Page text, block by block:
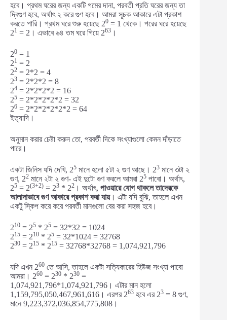
হবে। প্রথম ঘরের জন্য একটি গমের দানা, পরবর্তী প্রতি ঘরের জন্য তা
দ্বিগুণ হবে, অর্থাৎ ২ করে গুণ হবে। আমরা সূচক আকারে এটা প্রকাশ
করতে পারি। প্রথম ঘরে শুরু হয়েছে 20 = 1 থেকে। পরের ঘরে হয়েছে
21 = 2। এভাবে ৬৪ তম ঘরে গিয়ে 263 ।
20 = 1
21 = 2
22 = 2*2 = 4
23 = 2*2*2 = 8
24 = 2*2*2*2 = 16
25 = 2*2*2*2*2 = 32
26 = 2*2*2*2*2*2 = 64
ইত্যাদি।
অনুমান করার চেষ্টা করুন তো, পরবর্তী দিকে সংখ্যাগুলো কেমন দাঁড়াতে
পারে।
একটা জিনিস যদি দেখি, 25 মানে হলো ৫টা ২ গুণ আছে। 23 মানে ৩টা ২
গুণ, 22 মানে ২টা ২ গুণ- এই দুটো গুণ করলে আমরা 25 পাবো। অর্থাৎ,
25 = 2(3+2) = 23 * 22 । অর্থাৎ, পাওয়ারে যোগ থাকলে তাদেরকে
আলাদাভাবে গুণ আকারে প্রকাশ করা যায়। এটা যদি বুঝি, তাহলে এখন
একটু স্কিপ করে করে পরবর্তী মানগুলো বের করা সহজ হবে।
210 = 25 * 25 = 32*32 = 1024
215 = 210 * 25 = 32*1024 = 32768
230 = 215 * 215 = 32768*32768 = 1,074,921,796
যদি এখন 260 তে আসি, তাহলে একটা সত্যিকারের হিউজ সংখ্যা পাবো
আমরা। 260 = 230 * 230 =
1,074,921,796*1,074,921,796। এটার মান হলো
1,159,795,050,467,961,616। এরপর 263 হবে এর 23 = 8 গুণ,
মানে 9,223,372,036,854,775,808।